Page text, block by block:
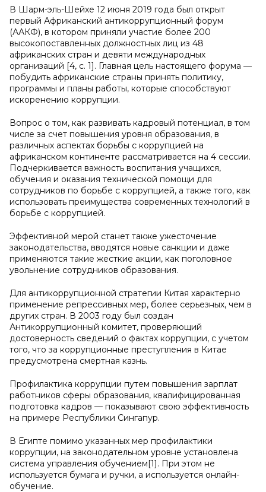
В Шарм-эль-Шейхе 12 июня 2019 года был открыт
первый Африканский антикоррупционный форум
(ААКФ), в котором приняли участие более 200
высокопоставленных должностных лиц из 48
африканских стран и девяти международных
организаций [4, с. 1]. Главная цель настоящего форума —
побудить африканские страны принять политику,
программы и планы работы, которые способствуют
искоренению коррупции.
Вопрос о том, как развивать кадровый потенциал, в том
числе за счет повышения уровня образования, в
различных аспектах борьбы с коррупцией на
африканском континенте рассматривается на 4 сессии.
Подчеркивается важность воспитания учащихся,
обучения и оказания технической помощи для
сотрудников по борьбе с коррупцией, а также того, как
использовать преимущества современных технологий в
борьбе с коррупцией.
Эффективной мерой станет также ужесточение
законодательства, вводятся новые санкции и даже
применяются такие жесткие акции, как поголовное
увольнение сотрудников образования.
Для антикоррупционной стратегии Китая характерно
применение репрессивных мер, более серьезных, чем в
других стран. В 2003 году был создан
Антикоррупционный комитет, проверяющий
достоверность сведений о фактах коррупции, с учетом
того, что за коррупционные преступления в Китае
предусмотрена смертная казнь.
Профилактика коррупции путем повышения зарплат
работников сферы образования, квалифицированная
подготовка кадров — показывают свою эффективность
на примере Республики Сингапур.
В Египте помимо указанных мер профилактики
коррупции, на законодательном уровне установлена
система управления обучением[1]. При этом не
используется бумага и ручки, а используется онлайн-
обучение.